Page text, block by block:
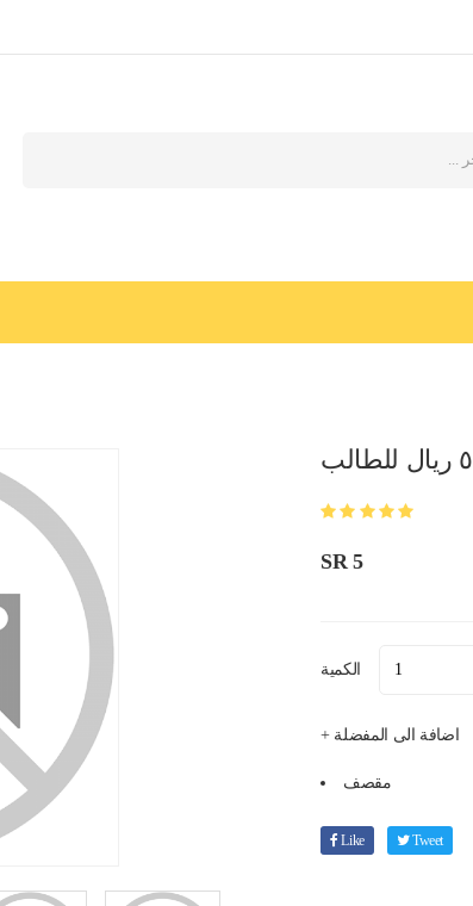
SR 5
الكمية
+ اضافة الى المفضلة
مقصف
Like Tweet